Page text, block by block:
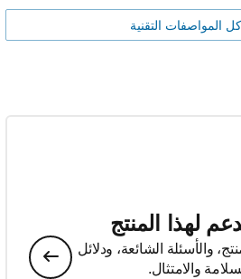
المواصفات التقنية
لهذا المنتج
والأسئلة الشائعة، ودلائل
والامتثال.